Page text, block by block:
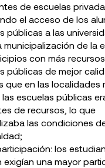
de escuelas
el acceso de los
públicas a las
municipalización de la
con más
públicas de mejor
que en las localidades
escuelas públicas
de recursos, lo que
las condiciones
los
exigían una mayor